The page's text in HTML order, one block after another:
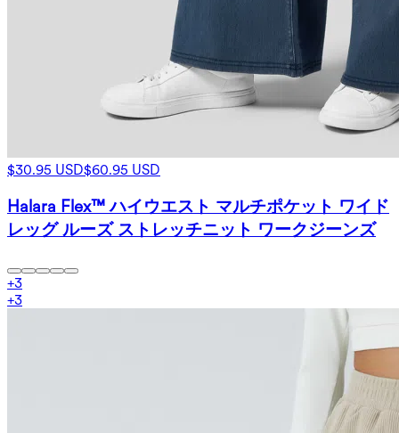
$30.95 USD$60.95 USD
Halara Flex™ ハイウエスト マルチポケット ワイド
レッグ ルーズ ストレッチニット ワークジーンズ
+3
+3